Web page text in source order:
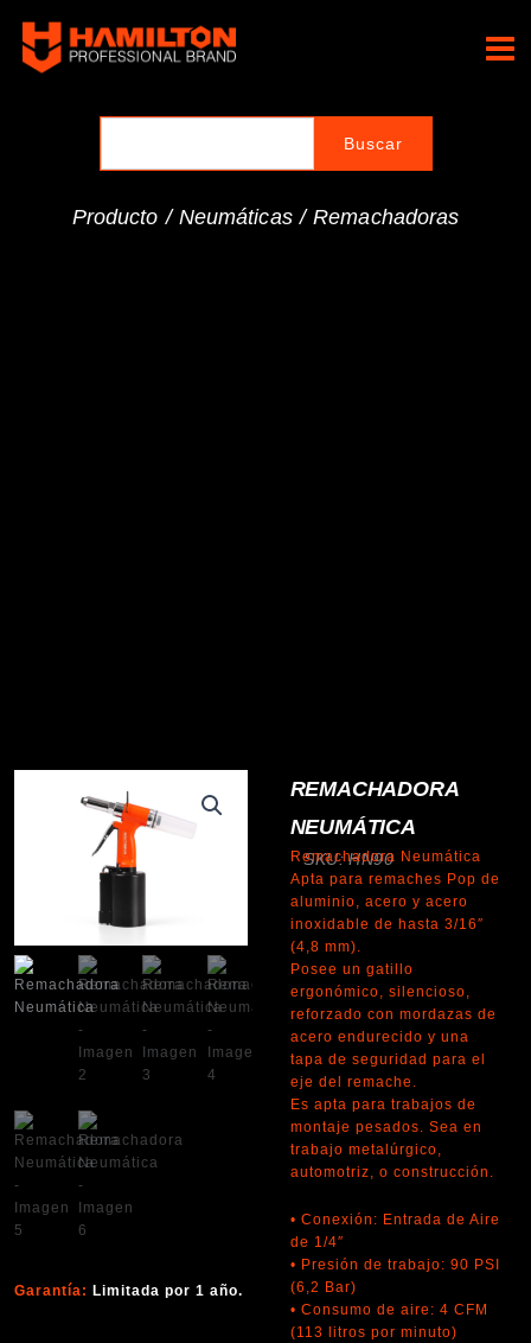
contenido
Producto / Neumáticas/Remachadoras
Garantía: Limitada por 1 año.
REMACHADORA
NEUMÁTICA
SKU: HN90
Remachadora Neumática
Apta para remaches Pop de
aluminio, acero y acero
inoxidable de hasta 3/16″
(4,8 mm).
Posee un gatillo
ergonómico, silencioso,
reforzado con mordazas de
acero endurecido y una
tapa de seguridad para el
eje del remache.
Es apta para trabajos de
montaje pesados. Sea en
trabajo metalúrgico,
automotriz, o construcción.
• Conexión: Entrada de Aire
de 1/4″
• Presión de trabajo: 90 PSI
(6,2 Bar)
• Consumo de aire: 4 CFM
(113 litros por minuto)